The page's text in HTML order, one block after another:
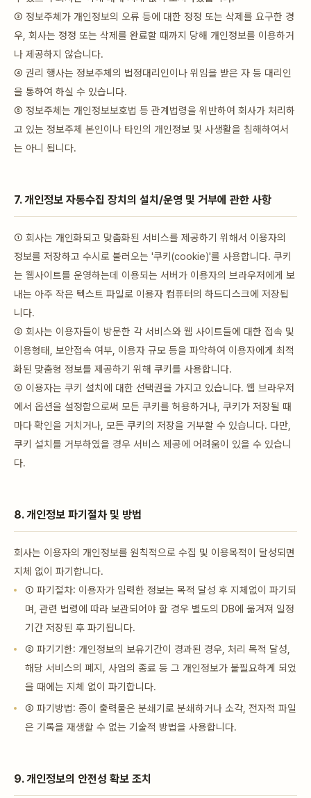
③ 정보주체가 개인정보의 오류 등에 대한 정정 또는 삭제를 요구한 경
우, 회사는 정정 또는 삭제를 완료할 때까지 당해 개인정보를 이용하거
나 제공하지 않습니다.
④ 권리 행사는 정보주체의 법정대리인이나 위임을 받은 자 등 대리인
을 통하여 하실 수 있습니다.
⑤ 정보주체는 개인정보보호법 등 관계법령을 위반하여 회사가 처리하
고 있는 정보주체 본인이나 타인의 개인정보 및 사생활을 침해하여서
는 아니 됩니다.
7. 개인정보 자동수집 장치의 설치/운영 및 거부에 관한 사항
① 회사는 개인화되고 맞춤화된 서비스를 제공하기 위해서 이용자의
정보를 저장하고 수시로 불러오는 '쿠키(cookie)'를 사용합니다. 쿠키
는 웹사이트를 운영하는데 이용되는 서버가 이용자의 브라우저에게 보
내는 아주 작은 텍스트 파일로 이용자 컴퓨터의 하드디스크에 저장됩
니다.
② 회사는 이용자들이 방문한 각 서비스와 웹 사이트들에 대한 접속 및
이용형태, 보안접속 여부, 이용자 규모 등을 파악하여 이용자에게 최적
화된 맞춤형 정보를 제공하기 위해 쿠키를 사용합니다.
③ 이용자는 쿠키 설치에 대한 선택권을 가지고 있습니다. 웹 브라우저
에서 옵션을 설정함으로써 모든 쿠키를 허용하거나, 쿠키가 저장될 때
마다 확인을 거치거나, 모든 쿠키의 저장을 거부할 수 있습니다. 다만,
쿠키 설치를 거부하였을 경우 서비스 제공에 어려움이 있을 수 있습니
다.
8. 개인정보 파기절차 및 방법
회사는 이용자의 개인정보를 원칙적으로 수집 및 이용목적이 달성되면
지체 없이 파기합니다.
① 파기절차: 이용자가 입력한 정보는 목적 달성 후 지체없이 파기되
며, 관련 법령에 따라 보관되어야 할 경우 별도의 DB에 옮겨져 일정
기간 저장된 후 파기됩니다.
② 파기기한: 개인정보의 보유기간이 경과된 경우, 처리 목적 달성,
해당 서비스의 폐지, 사업의 종료 등 그 개인정보가 불필요하게 되었
을 때에는 지체 없이 파기합니다.
③ 파기방법: 종이 출력물은 분쇄기로 분쇄하거나 소각, 전자적 파일
은 기록을 재생할 수 없는 기술적 방법을 사용합니다.
9. 개인정보의 안전성 확보 조치